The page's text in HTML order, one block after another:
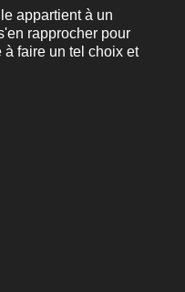
appartient à un
rapprocher pour
faire un tel choix et